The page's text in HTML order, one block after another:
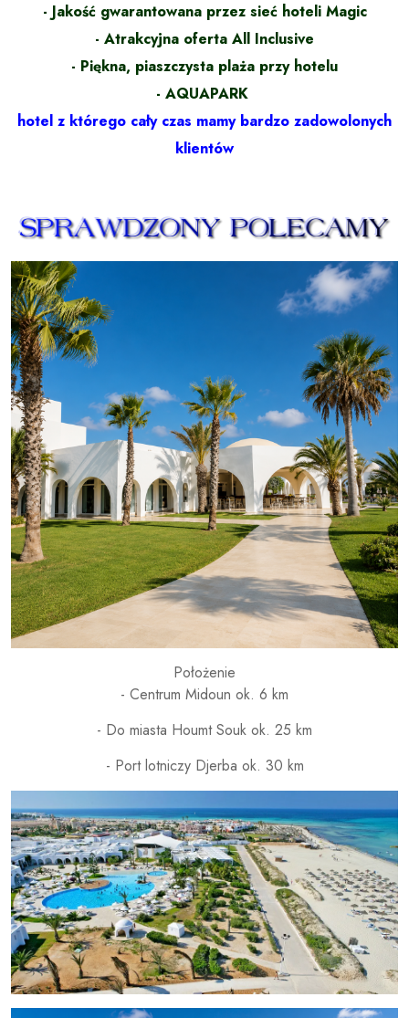
- Jakość gwarantowana przez sieć hoteli Magic
- Atrakcyjna oferta All Inclusive
- Piękna, piaszczysta plaża przy hotelu
- AQUAPARK
hotel z którego cały czas mamy bardzo zadowolonych
klientów
Położenie
- Centrum Midoun ok. 6 km
- Do miasta Houmt Souk ok. 25 km
- Port lotniczy Djerba ok. 30 km